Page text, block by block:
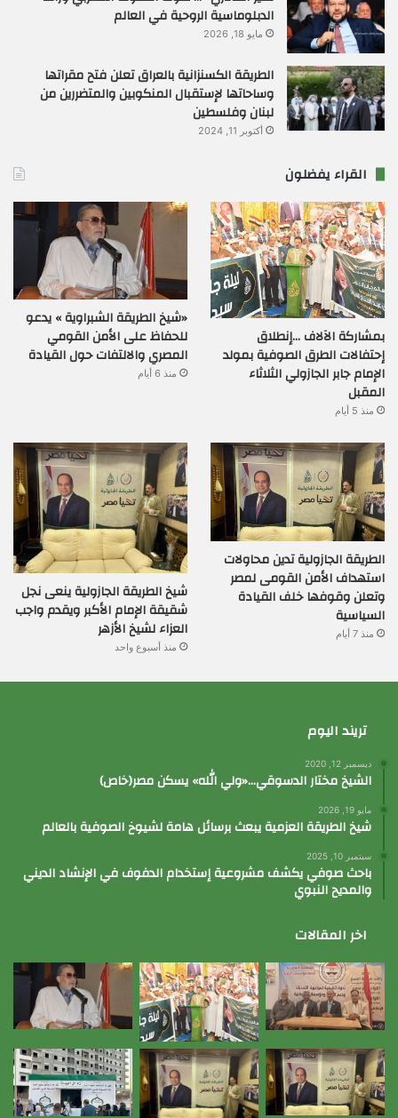
الدبلوماسية الروحية في العالم
مايو 18, 2026
الطريقة الكسنزانية بالعراق تعلن فتح مقراتها
وساحاتها لإستقبال المنكوبين والمتضررين من
لبنان وفلسطين
أكتوبر 11, 2024
القراء يفضلون
بمشاركة الآلاف …إنطلاق
إحتفالات الطرق الصوفية بمولد
الإمام جابر الجازولي الثلاثاء
المقبل
منذ 5 أيام
«شيخ الطريقة الشبراوية » يدعو
للحفاظ على الأمن القومي
المصري والالتفات حول القيادة
منذ 6 أيام
الطريقة الجازولية تدين محاولات
استهداف الأمن القومى لمصر
وتعلن وقوفها خلف القيادة
السياسية
منذ 7 أيام
شيخ الطريقة الجازولية ينعى نجل
شقيقة الإمام الأكبر ويقدم واجب
العزاء لشيخ الأزهر
منذ أسبوع واحد
تريند اليوم
ديسمبر 12, 2020
الشيخ مختار الدسوقي…«ولي الله» يسكن مصر(خاص)
مايو 19, 2026
شيخ الطريقة العزمية يبعث برسائل هامة لشيوخ الصوفية بالعالم
سبتمبر 10, 2025
باحث صوفي يكشف مشروعية إستخدام الدفوف في الإنشاد الديني
والمديح النبوي
اخر المقالات